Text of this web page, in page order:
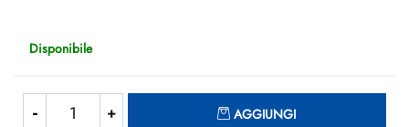
Disponibile
AGGIUNGI